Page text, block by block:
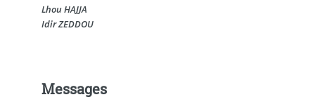
Lhou HAJJA
Idir ZEDDOU
Messages